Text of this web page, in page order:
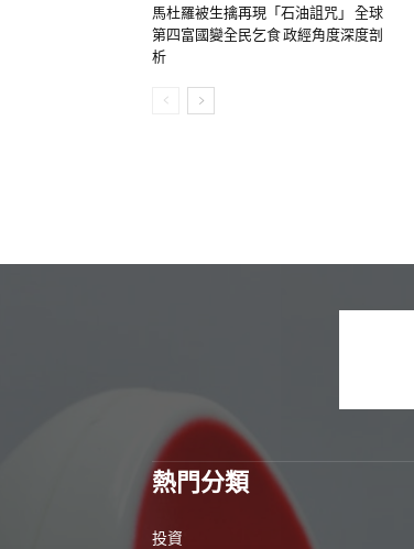
馬杜羅被生擒再現「石油詛咒」 全球
第四富國變全民乞食 政經角度深度剖
析
熱門分類
投資